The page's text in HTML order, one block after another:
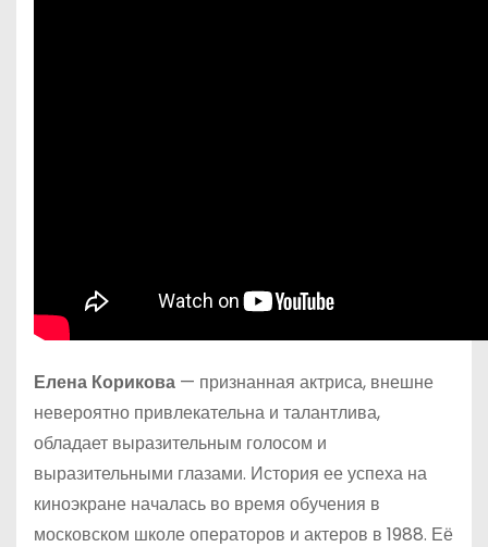
Елена Корикова — признанная актриса, внешне
невероятно привлекательна и талантлива,
обладает выразительным голосом и
выразительными глазами. История ее успеха на
киноэкране началась во время обучения в
московском школе операторов и актеров в 1988. Её